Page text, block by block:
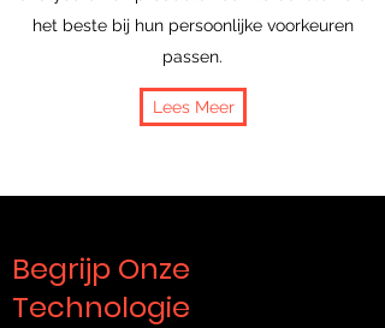
het beste bij hun persoonlijke voorkeuren
passen.
Lees Meer
Begrijp Onze
Technologie